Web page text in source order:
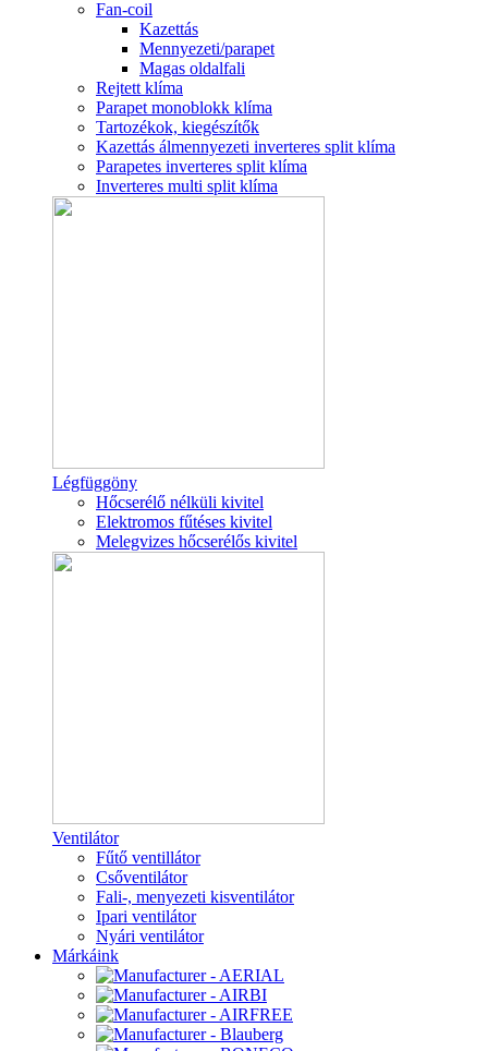
Fan-coil
Kazettás
Mennyezeti/parapet
Magas oldalfali
Rejtett klíma
Parapet monoblokk klíma
Tartozékok, kiegészítők
Kazettás álmennyezeti inverteres split klíma
Parapetes inverteres split klíma
Inverteres multi split klíma
Légfüggöny
Hőcserélő nélküli kivitel
Elektromos fűtéses kivitel
Melegvizes hőcserélős kivitel
Ventilátor
Fűtő ventillátor
Csőventilátor
Fali-, menyezeti kisventilátor
Ipari ventilátor
Nyári ventilátor
Márkáink